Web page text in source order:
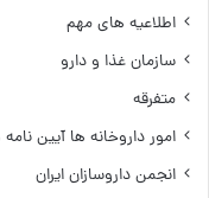
اطلاعیه های مهم
سازمان غذا و دارو
متفرقه
امور داروخانه ها آیین
انجمن داروسازان ایران